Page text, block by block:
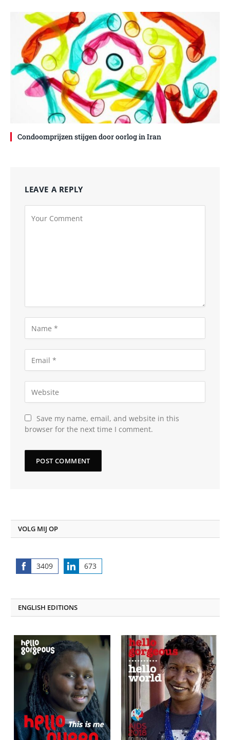
Condoomprijzen stijgen door oorlog in Iran
LEAVE A REPLY
Save my name, email, and website in this
browser for the next time I comment.
VOLG MIJ OP
3409
Share
673
Share
ENGLISH EDITIONS